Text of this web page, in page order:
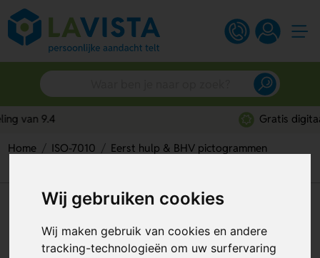
Wij gebruiken cookies
Wij maken gebruik van cookies en andere
tracking-technologieën om uw surfervaring
Home ISO-7010
Eerst hulp & BHV pictogrammen
First Aid (Sticker)
Artikelnummer: 109670